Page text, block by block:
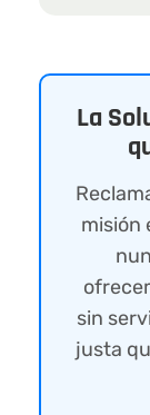
La
misión
sin
justa